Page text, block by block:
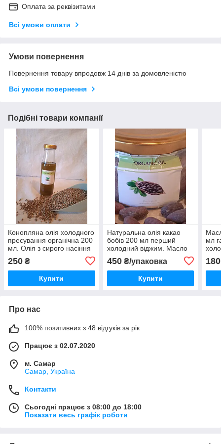
Оплата за реквізитами
Всі умови оплати
Умови повернення
Повернення товару впродовж 14 днів за домовленістю
Всі умови повернення
Подібні товари компанії
Конопляна олія холодного
пресування органічна 200
мл. Олія з сирого насіння
харчового
250 ₴
Купити
Натуральна олія какао
бобів 200 мл перший
холодний віджим. Масло
450₴/упаковка
Купити
мл
180
Про нас
100% позитивних з 48 відгуків за рік
Працює з 02.07.2020
м. Самар
Самар, Україна
Контакти
Сьогодні працює з 08:00 до 18:00
Показати весь графік роботи